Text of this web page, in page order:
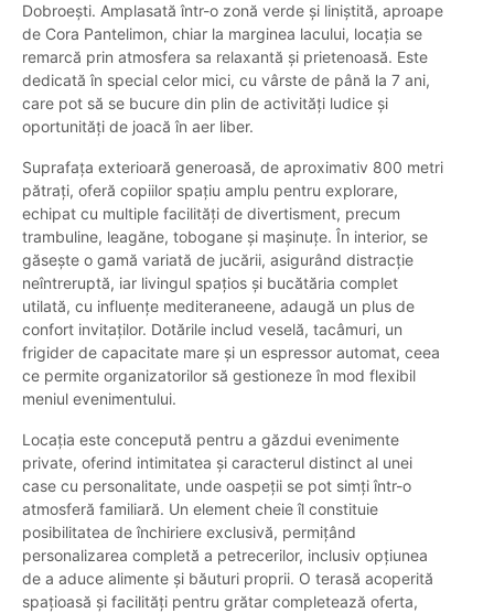
Dobroești. Amplasată într-o zonă verde și liniștită, aproape
de Cora Pantelimon, chiar la marginea lacului, locația se
remarcă prin atmosfera sa relaxantă și prietenoasă. Este
dedicată în special celor mici, cu vârste de până la 7 ani,
care pot să se bucure din plin de activități ludice și
oportunități de joacă în aer liber.
Suprafața exterioară generoasă, de aproximativ 800 metri
pătrați, oferă copiilor spațiu amplu pentru explorare,
echipat cu multiple facilități de divertisment, precum
trambuline, leagăne, tobogane și mașinuțe. În interior, se
găsește o gamă variată de jucării, asigurând distracție
neîntreruptă, iar livingul spațios și bucătăria complet
utilată, cu influențe mediteraneene, adaugă un plus de
confort invitaților. Dotările includ veselă, tacâmuri, un
frigider de capacitate mare și un espressor automat, ceea
ce permite organizatorilor să gestioneze în mod flexibil
meniul evenimentului.
Locația este concepută pentru a găzdui evenimente
private, oferind intimitatea și caracterul distinct al unei
case cu personalitate, unde oaspeții se pot simți într-o
atmosferă familiară. Un element cheie îl constituie
posibilitatea de închiriere exclusivă, permițând
personalizarea completă a petrecerilor, inclusiv opțiunea
de a aduce alimente și băuturi proprii. O terasă acoperită
spațioasă și facilități pentru grătar completează oferta,